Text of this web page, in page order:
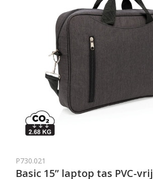
P730.021
Basic 15” laptop tas PVC-vrij